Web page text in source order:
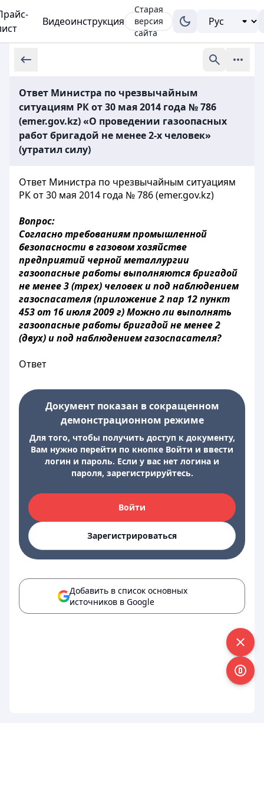
Видеоинструкция
Старая
версия
сайта
Ответ Министра по чрезвычайным
ситуациям РК от 30 мая 2014 года № 786
(emer.gov.kz) «О проведении газоопасных
работ бригадой не менее 2-х человек»
(утратил силу)
Ответ Министра по чрезвычайным ситуациям
РК от 30 мая 2014 года № 786 (emer.gov.kz)
Вопрос:
Согласно требованиям промышленной
безопасности в газовом хозяйстве
предприятий черной металлургии
газоопасные работы выполняются бригадой
не менее 3 (трех) человек и под наблюдением
газоспасателя(приложение 2 пар 12 пункт
453 от 16 июля 2009 г) Можно ли выполнять
газоопасные работы бригадой не менее 2
(двух) и под наблюдениемгазоспасателя?
Ответ
Документ показан в сокращенном
демонстрационном режиме
Для того, чтобы получить доступ к документу,
Вам нужно перейти по кнопке Войти и ввести
логин и пароль. Если у вас нет логина и
пароля, зарегистрируйтесь.
Войти
Зарегистрироваться
Добавить в список основных
источников в Google